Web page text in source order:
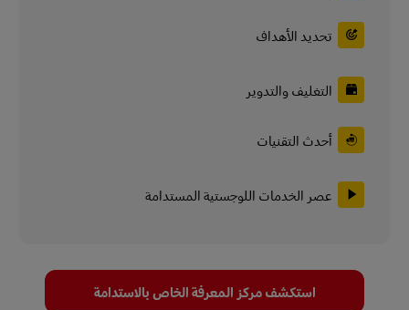
تحديد الأهداف
التغليف والتدوير
أحدث التقنيات
عصر الخدمات اللوجستية المستدامة
استكشف مركز المعرفة الخاص بالاستدامة